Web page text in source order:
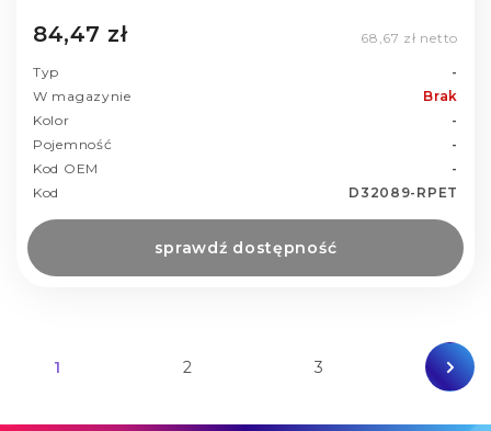
84,47 zł 68,67 zł netto
Typ
-
W magazynie
Brak
Kolor
-
Pojemność
-
Kod OEM
-
Kod
D32089-RPET
sprawdź dostępność
1 2 3